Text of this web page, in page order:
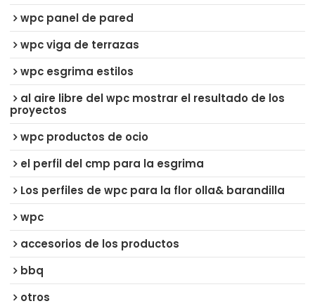
wpc panel de pared
wpc viga de terrazas
wpc esgrima estilos
al aire libre del wpc mostrar el resultado de los
proyectos
wpc productos de ocio
el perfil del cmp para la esgrima
Los perfiles de wpc para la flor olla& barandilla
wpc
accesorios de los productos
bbq
otros